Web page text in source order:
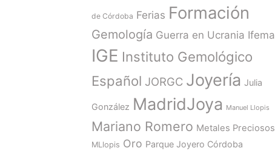
de Córdoba Ferias Formación
Gemología Guerra en Ucrania Ifema
IGE Instituto Gemológico
Español JORGC Joyería Julia
González MadridJoya Manuel Llopis
Mariano Romero Metales Preciosos
MLlopis Oro Parque Joyero Córdoba